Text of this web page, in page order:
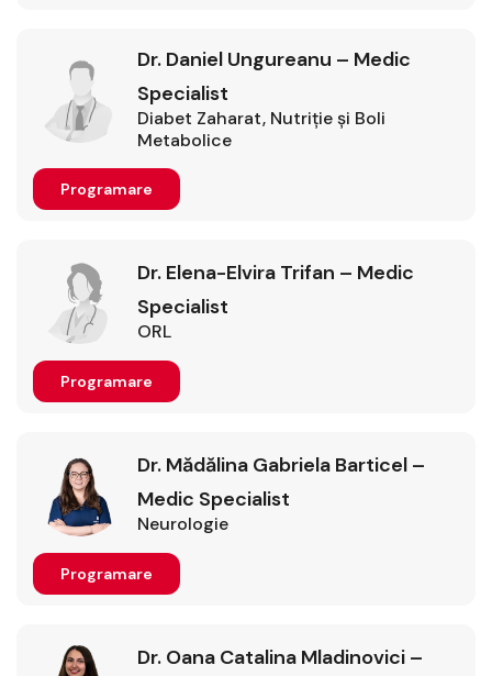
Dr. Daniel Ungureanu – Medic
Specialist
Diabet Zaharat, Nutriţie şi Boli
Metabolice
Programare
Dr. Elena-Elvira Trifan – Medic
Specialist
ORL
Programare
Dr. Mădălina Gabriela Barticel –
Medic Specialist
Neurologie
Programare
Dr. Oana Catalina Mladinovici –